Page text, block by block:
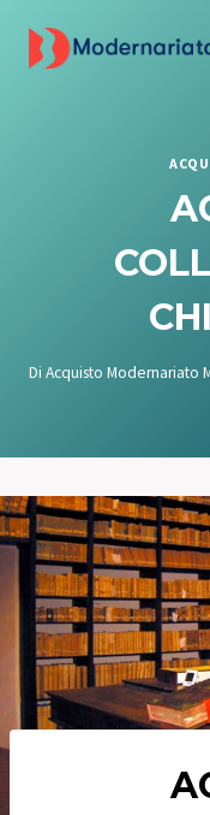
Di Acquisto Modernariato